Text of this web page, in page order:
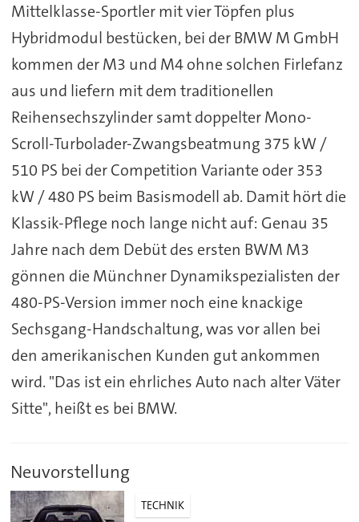
Mittelklasse-Sportler mit vier Töpfen plus
Hybridmodul bestücken, bei der BMW M GmbH
kommen der M3 und M4 ohne solchen Firlefanz
aus und liefern mit dem traditionellen
Reihensechszylinder samt doppelter Mono-
Scroll-Turbolader-Zwangsbeatmung 375 kW /
510 PS bei der Competition Variante oder 353
kW / 480 PS beim Basismodell ab. Damit hört die
Klassik-Pflege noch lange nicht auf: Genau 35
Jahre nach dem Debüt des ersten BWM M3
gönnen die Münchner Dynamikspezialisten der
480-PS-Version immer noch eine knackige
Sechsgang-Handschaltung, was vor allen bei
den amerikanischen Kunden gut ankommen
wird. "Das ist ein ehrliches Auto nach alter Väter
Sitte", heißt es bei BMW.
Neuvorstellung
TECHNIK